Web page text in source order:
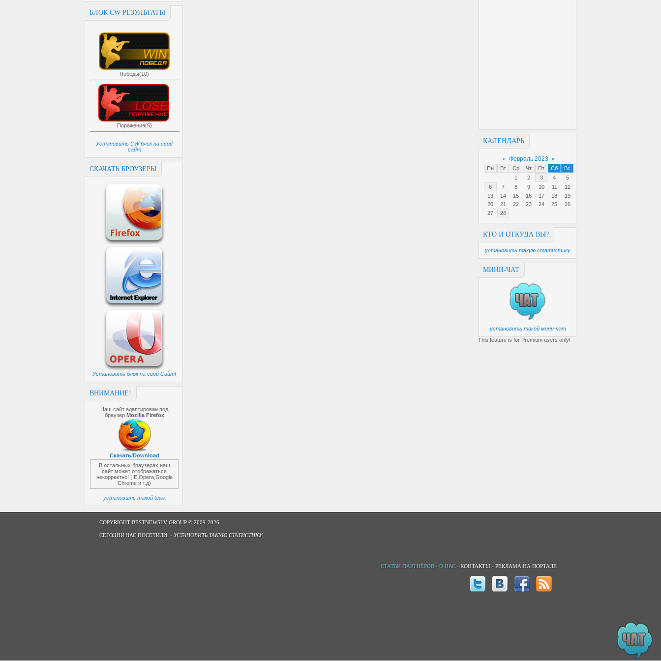
БЛОК CW РЕЗУЛЬТАТЫ
Победы(10)
Поражения(5)
Установить CW блок на свой
сайт
СКАЧАТЬ БРОУЗЕРЫ
Установить блок на свой Сайт!
ВНИМАНИЕ!
Наш сайт адаптирован под
браузер Mozilla Firefox
Скачать/Download
В остальных браузерах наш
сайт может отображаться
некорректно! (IE,Opera,Google
Chrome и т.д)
установить такой блок
КАЛЕНДАРЬ
« Февраль 2023 »
Пн Вт Ср Чт Пт Сб
Вс
1
2 3 4
5
6
7 8 9 10 11
12
13
14 15 16 17 18
19
20
21 22 23 24 25
26
27
28
КТО И ОТКУДА ВЫ?
установить такую статистику
МИНИ-ЧАТ
установить такой мини-чат
This feature is for Premium users only!
COPYRIGHT BESTNEWSLV-GROUP © 2009-2026
СЕГОДНЯ НАС ПОСЕТИЛИ: - УСТАНОВИТЬ ТАКУЮ СТАТИСТИКУ
СТАТЬИ ПАРТНЁРОВ - О НАС - КОНТАКТЫ - РЕКЛАМА НА ПОРТАЛЕ